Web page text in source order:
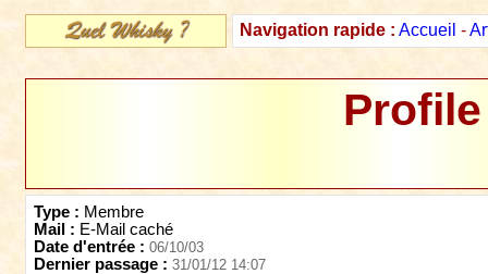
Navigation rapide : Accueil -
Type : Membre
Mail : E-Mail caché
Date d'entrée : 06/10/03
Dernier passage : 31/01/12 14:07